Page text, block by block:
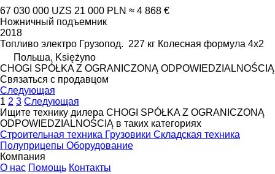
67 030 000 UZS 21 000 PLN ≈ 4 868 €
Ножничный подъемник
2018
Топливо электро Грузопод. 227 кг Колесная формула 4x2
Польша, Księżyno
CHOGI SPÓŁKA Z OGRANICZONĄ ODPOWIEDZIALNOŚCIĄ
Связаться с продавцом
Следующая
1 2 3 Следующая
Ищите технику дилера CHOGI SPÓŁKA Z OGRANICZONĄ
ODPOWIEDZIALNOŚCIĄ в таких категориях
Строительная техника Грузовики Складская техника
Полуприцепы Оборудование
Компания
О нас Помощь Контакты